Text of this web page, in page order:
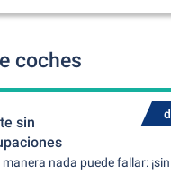
coches
sin
manera nada puede fallar: